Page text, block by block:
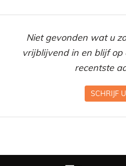
Niet gevonden wat u
vrijblijvend in en blijf op
recentste
SCHRIJF